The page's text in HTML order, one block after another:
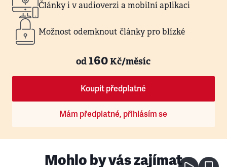
Články i v audioverzi a mobilní aplikaci
Možnost odemknout články pro blízké
od160Kč/měsíc
Koupit předplatné
Mám předplatné, přihlásím se
Mohlo by vás zajímat